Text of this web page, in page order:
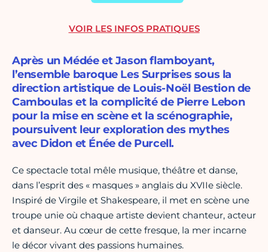
Après un Médée et Jason flamboyant,
l’ensemble baroque Les Surprises sous la
direction artistique de Louis-Noël Bestion de
Camboulas et la complicité de Pierre Lebon
pour la mise en scène et la scénographie,
poursuivent leur exploration des mythes
avec Didon et Énée de Purcell.
Ce spectacle total mêle musique, théâtre et danse,
dans l’esprit des « masques » anglais du XVIIe siècle.
Inspiré de Virgile et Shakespeare, il met en scène une
troupe unie où chaque artiste devient chanteur, acteur
et danseur. Au cœur de cette fresque, la mer incarne
le décor vivant des passions humaines.
VOIR LES INFOS PRATIQUES